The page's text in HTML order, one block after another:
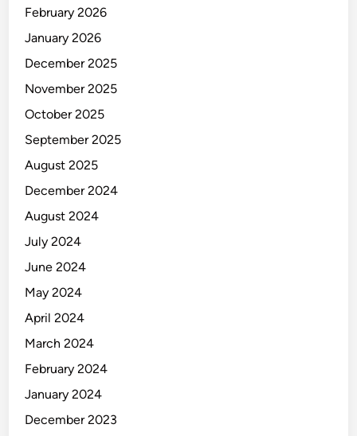
February 2026
January 2026
December 2025
November 2025
October 2025
September 2025
August 2025
December 2024
August 2024
July 2024
June 2024
May 2024
April 2024
March 2024
February 2024
January 2024
December 2023